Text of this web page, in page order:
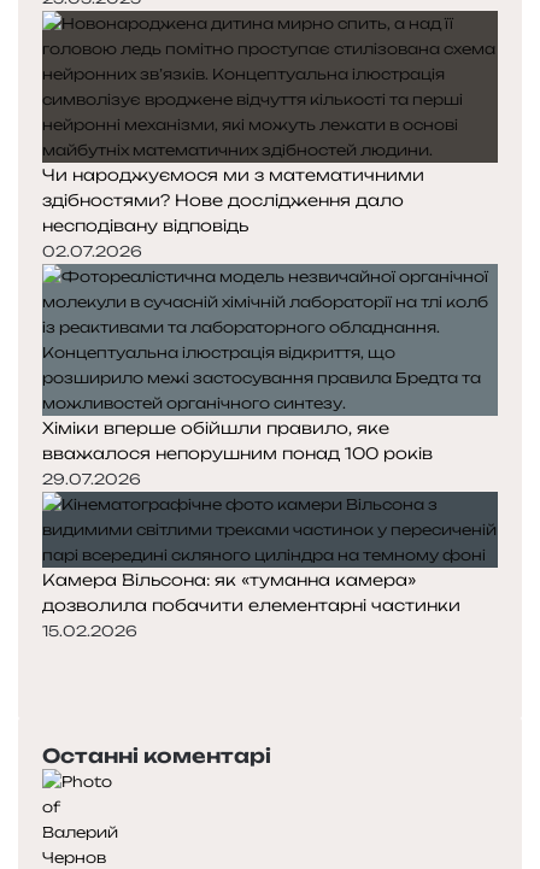
Чи народжуємося ми з математичними
здібностями? Нове дослідження дало
несподівану відповідь
02.07.2026
Хіміки вперше обійшли правило, яке
вважалося непорушним понад 100 років
29.07.2026
Камера Вільсона: як «туманна камера»
дозволила побачити елементарні частинки
15.02.2026
р
е
д
н
я
т
у
п
н
а
Останні коментарі